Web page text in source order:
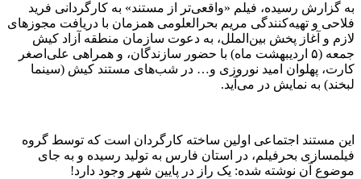
به گزارش رسیده، فیلم «واقعی‌تر از مستند» به کارگردانی فرید
فلاحی و تهیه‌کنندگی مریم بحرالعلومی همزمان با دریافت مجوزهای
لازم و آغاز پخش بین‌الملل، به دعوت سازمان منطقه آزاد کیش
جمعه (۵ اردیبهشت ماه) با حضور سازندگان، و همراهی علی‌اصغر
کارت، پهلوان امید نوروزی و… در شب‌های مستند کیش (سینما
لبخند) به نمایش در می‌آید.
این مستند اجتماعی اولین ساخته کارگردان است که توسط گروه
فیلمسازی بحرفیلم، در استان فارس به تولید رسیده و به‌ جای
موضوع آن نوشته شده: یک راز در پایین‌ شهر وجود دارد!